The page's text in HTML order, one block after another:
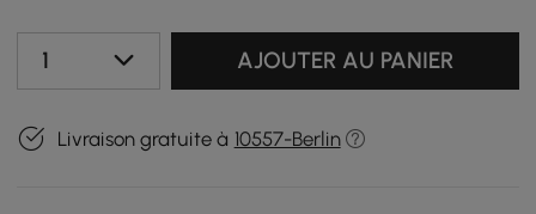
1 AJOUTER AU PANIER
Livraison gratuite à 10557-Berlin